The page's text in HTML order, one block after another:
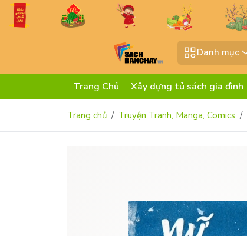
Danh mục
Trang Chủ Xây dựng tủ sách gia đình
Trang chủ Truyện Tranh, Manga, Comics